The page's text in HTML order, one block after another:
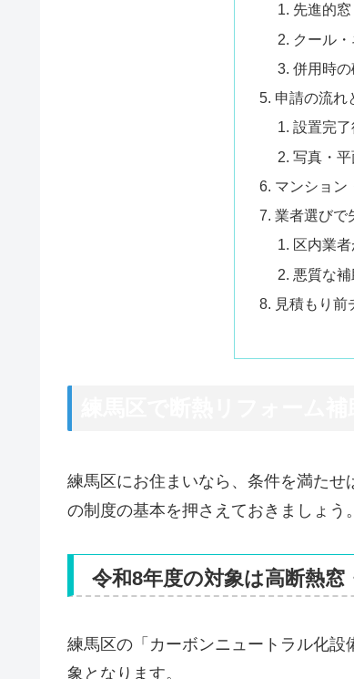
先進的窓
クール
併用時
申請の流れ
設置完
写真・
マンション
業者選びで
区内業
悪質な
見積もり前
練馬区にお住まいなら、条件を満た
の制度の基本を押さえておきましょう。
令和8年度の対象は高断熱窓
練馬区の「カーボンニュートラル化
象となります。